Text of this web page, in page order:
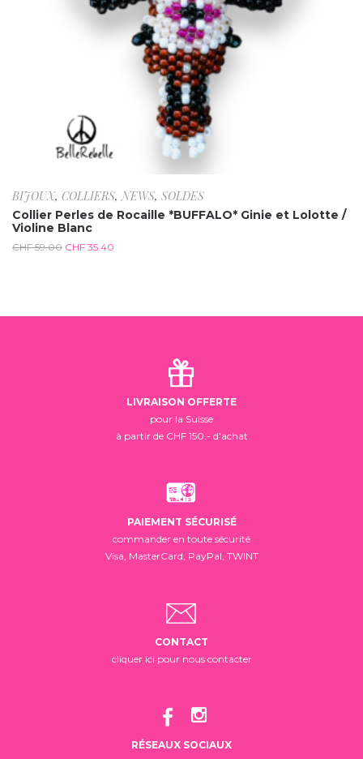
BIJOUX, COLLIERS,NEWS, SOLDES
Collier Perles de Rocaille *BUFFALO* Ginie et Lolotte /
Violine Blanc
CHF59.00 CHF 35.40
LIVRAISON OFFERTE
pour la Suisse
à partir de CHF 150.- d'achat
PAIEMENT SÉCURISÉ
commander en toute sécurité
Visa, MasterCard, PayPal, TWINT
CONTACT
cliquer ici pour nous contacter
RÉSEAUX SOCIAUX